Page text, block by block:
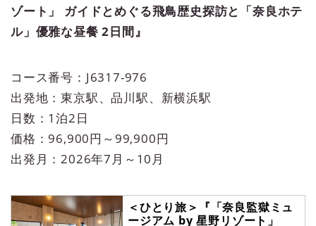
ゾート」 ガイドとめぐる飛鳥歴史探訪と「奈良ホテ
ル」優雅な昼餐 2日間』
コース番号：J6317-976
出発地：東京駅、品川駅、新横浜駅
日数：1泊2日
価格：96,900円～99,900円
出発月：2026年7月～10月
＜ひとり旅＞『「奈良監獄ミュ
ージアム by 星野リゾート」